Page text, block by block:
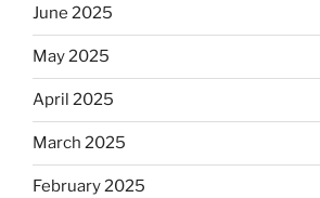
June 2025
May 2025
April 2025
March 2025
February 2025